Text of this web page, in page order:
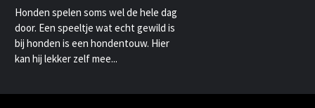
Honden spelen soms wel de hele dag
door. Een speeltje wat echt gewild is
bij honden is een hondentouw. Hier
kan hij lekker zelf mee...